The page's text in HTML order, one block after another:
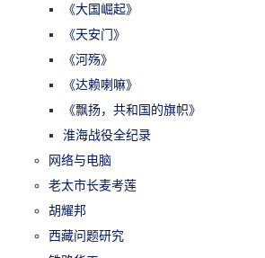
《大国崛起》
《天安门》
《河殇》
《达赖喇嘛》
《飘扬，共和国的旗帜》
淮海战役全纪录
网络与电脑
老太市长麦考莲
胡耀邦
西藏问题研究